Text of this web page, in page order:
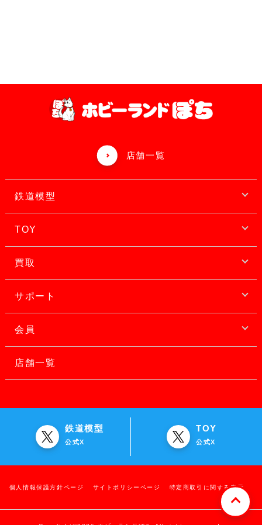
店舗一覧
鉄道模型
TOY
買取
サポート
会員
店舗一覧
鉄道模型
公式X
TOY
公式X
個人情報保護方針ページ サイトポリシーページ 特定商取引に関する表示